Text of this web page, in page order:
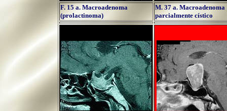
F. 15 a. Macroadenoma
(prolactinoma)
M. 37 a. Macroadenoma
parcialmente cístico